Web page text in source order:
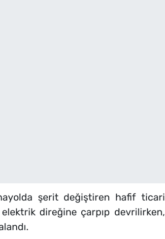
şerit değiştiren hafif ticari
direğine çarpıp devrilirken,